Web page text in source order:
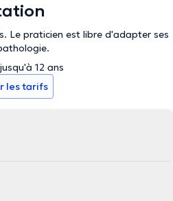
Le praticien est libre d'adapter ses
12 ans
les tarifs